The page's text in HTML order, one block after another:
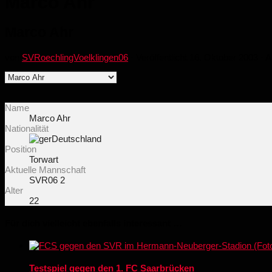
SVRoechlingVoelklingen06
Name
Marco Ahr
Nationalität
Deutschland
Position
Torwart
Aktuelle Mannschaft
SVR06 2
Alter
22
Testspiel gegen den 1. FC Saarbrücken